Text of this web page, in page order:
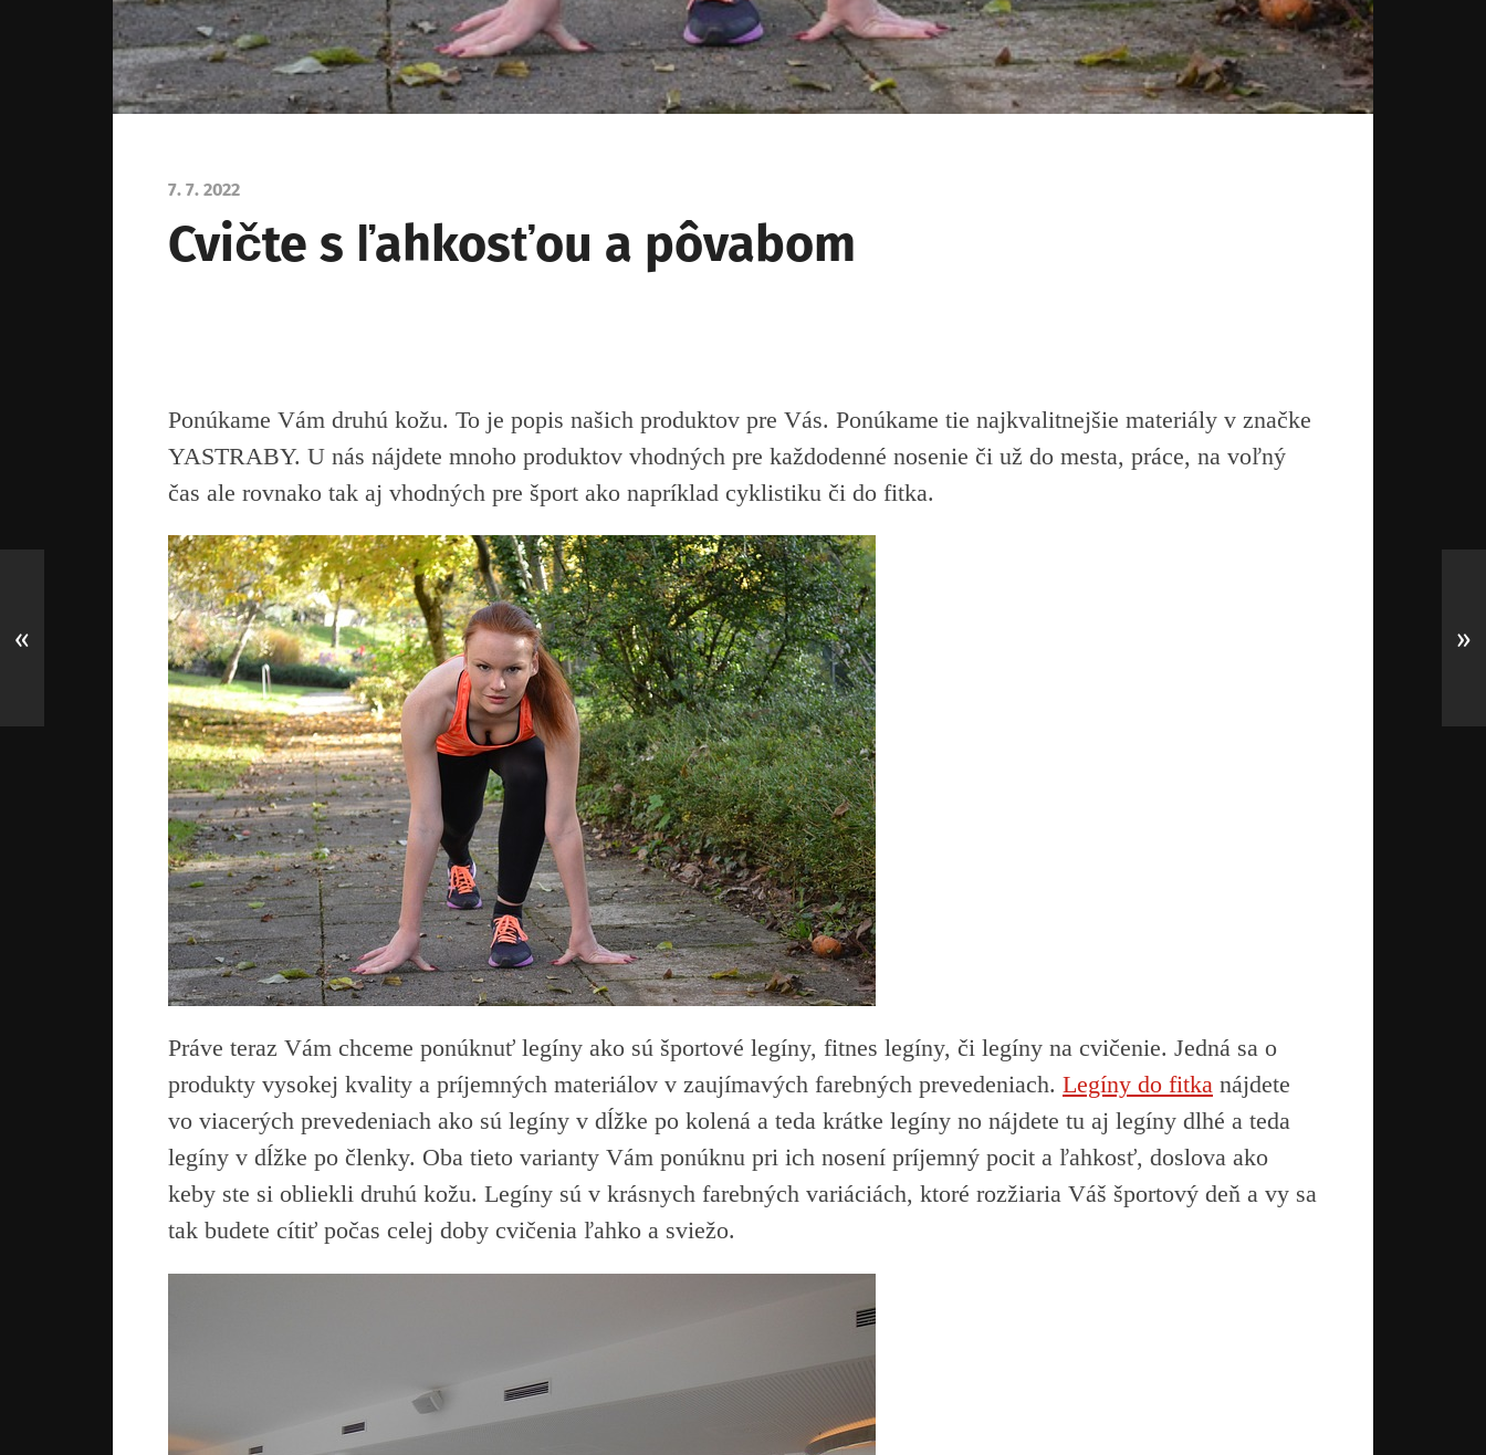
7. 7. 2022
Cvičte s ľahkosťou a pôvabom
Ponúkame Vám druhú kožu. To je popis našich produktov pre Vás. Ponúkame tie najkvalitnejšie materiály v značke
YASTRABY. U nás nájdete mnoho produktov vhodných pre každodenné nosenie či už do mesta, práce, na voľný
čas ale rovnako tak aj vhodných pre šport ako napríklad cyklistiku či do fitka.
Práve teraz Vám chceme ponúknuť legíny ako sú športové legíny, fitnes legíny, či legíny na cvičenie. Jedná sa o
produkty vysokej kvality a príjemných materiálov v zaujímavých farebných prevedeniach. Legíny do fitka nájdete
vo viacerých prevedeniach ako sú legíny v dĺžke po kolená a teda krátke legíny no nájdete tu aj legíny dlhé a teda
legíny v dĺžke po členky. Oba tieto varianty Vám ponúknu pri ich nosení príjemný pocit a ľahkosť, doslova ako
keby ste si obliekli druhú kožu. Legíny sú v krásnych farebných variáciách, ktoré rozžiaria Váš športový deň a vy sa
tak budete cítiť počas celej doby cvičenia ľahko a sviežo.
« »